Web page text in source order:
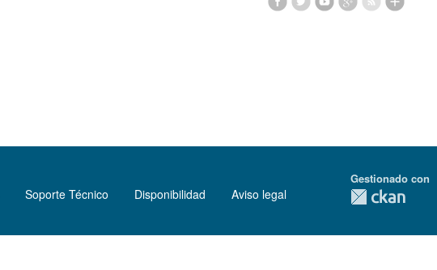
Soporte Técnico Disponibilidad Aviso legal
Gestionado con